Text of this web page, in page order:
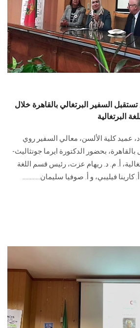
السفير البرتغالي بالقاهرة خلال
البرتغالية
عميد كلية الألسن، معالي السفير روي
بالقاهرة، بحضور الدكتورة ايرما جونثاليث-
أ. م. د. ريهام عزت، رئيس قسم اللغة
أ. كارينا فيليبي، و أ. صوفيا سليمان............